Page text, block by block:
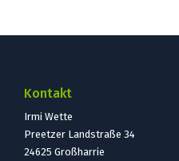
Kontakt
Irmi Wette
Preetzer Landstraße 34
24625 Großharrie